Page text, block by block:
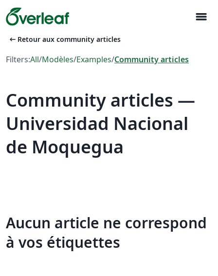
menu
arrow_left_alt Retour aux community articles
Filters:All/Modèles/Examples/Community articles
Community articles —
Universidad Nacional
de Moquegua
Aucun article ne correspond
à vos étiquettes